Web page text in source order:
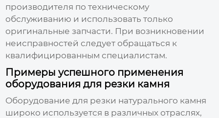
производителя по техническому
обслуживанию и использовать только
оригинальные запчасти. При возникновении
неисправностей следует обращаться к
квалифицированным специалистам.
Примеры успешного применения
оборудования для резки камня
Оборудование для резки натурального камня
широко используется в различных отраслях,